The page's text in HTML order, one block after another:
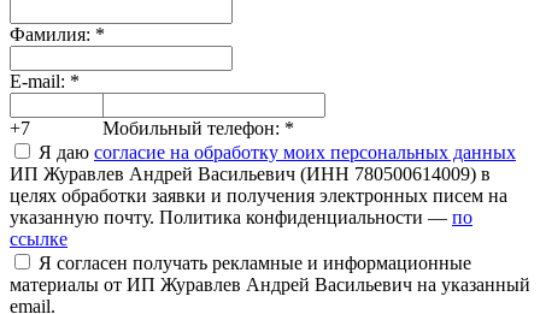
Фамилия: *
E-mail: *
+7 Мобильный телефон: *
Я даю согласие на обработку моих персональных данных
ИП Журавлев Андрей Васильевич (ИНН 780500614009) в
целях обработки заявки и получения электронных писем на
указанную почту. Политика конфиденциальности — по
ссылке
Я согласен получать рекламные и информационные
материалы от ИП Журавлев Андрей Васильевич на указанный
email.